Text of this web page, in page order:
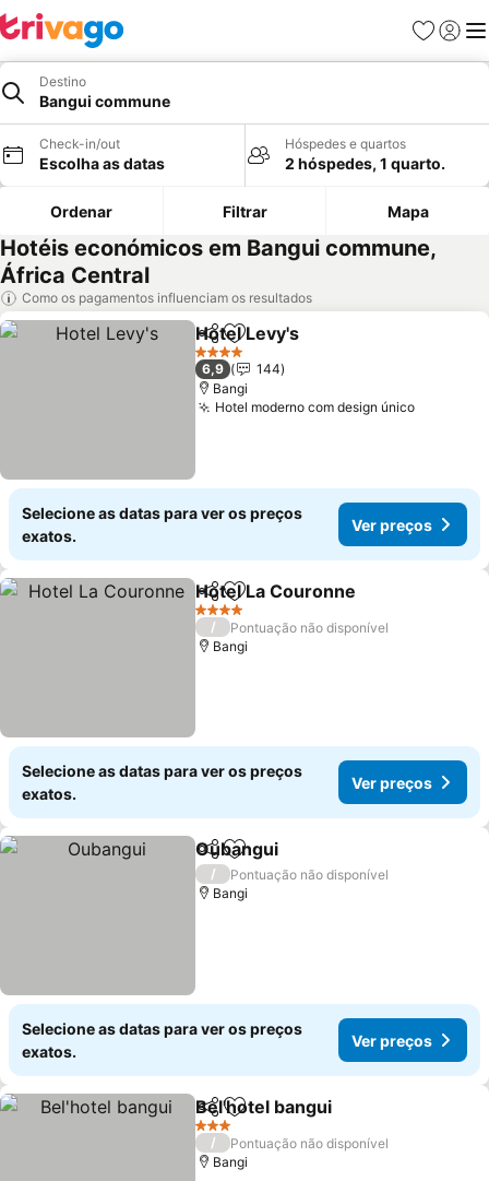
Favoritos
Iniciar
Destino
Bangui commune
Check-in/out
Escolha as datas
Hóspedes e quartos
2 hóspedes, 1 quarto.
Ordenar Filtrar Mapa
Hotéis económicos em Bangui commune,
África Central
Como os pagamentos influenciam os resultados
PartilharAdicionar aos favoritos
Hotel Levy's
4 Estrelas
6,9
144
Bangi
Hotel moderno com design único
Selecione as datas para ver os preços
exatos.
Ver preços
PartilharAdicionar aos favoritos
Hotel La Couronne
4 Estrelas
/
Pontuação não disponível
Bangi
Selecione as datas para ver os preços
exatos.
Ver preços
PartilharAdicionar aos favoritos
Oubangui
/
Pontuação não disponível
Bangi
Selecione as datas para ver os preços
exatos.
Ver preços
PartilharAdicionar aos favoritos
Bel'hotel bangui
3 Estrelas
/
Pontuação não disponível
Bangi